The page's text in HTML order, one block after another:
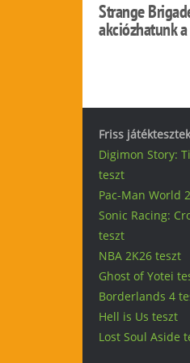
Strange
akciózhatunk
Friss játéktesztek
Digimon Story:
teszt
Pac-Man World
Sonic Racing:
teszt
NBA 2K26 teszt
Ghost of Yotei
Borderlands 4
Hell is Us teszt
Lost Soul Aside